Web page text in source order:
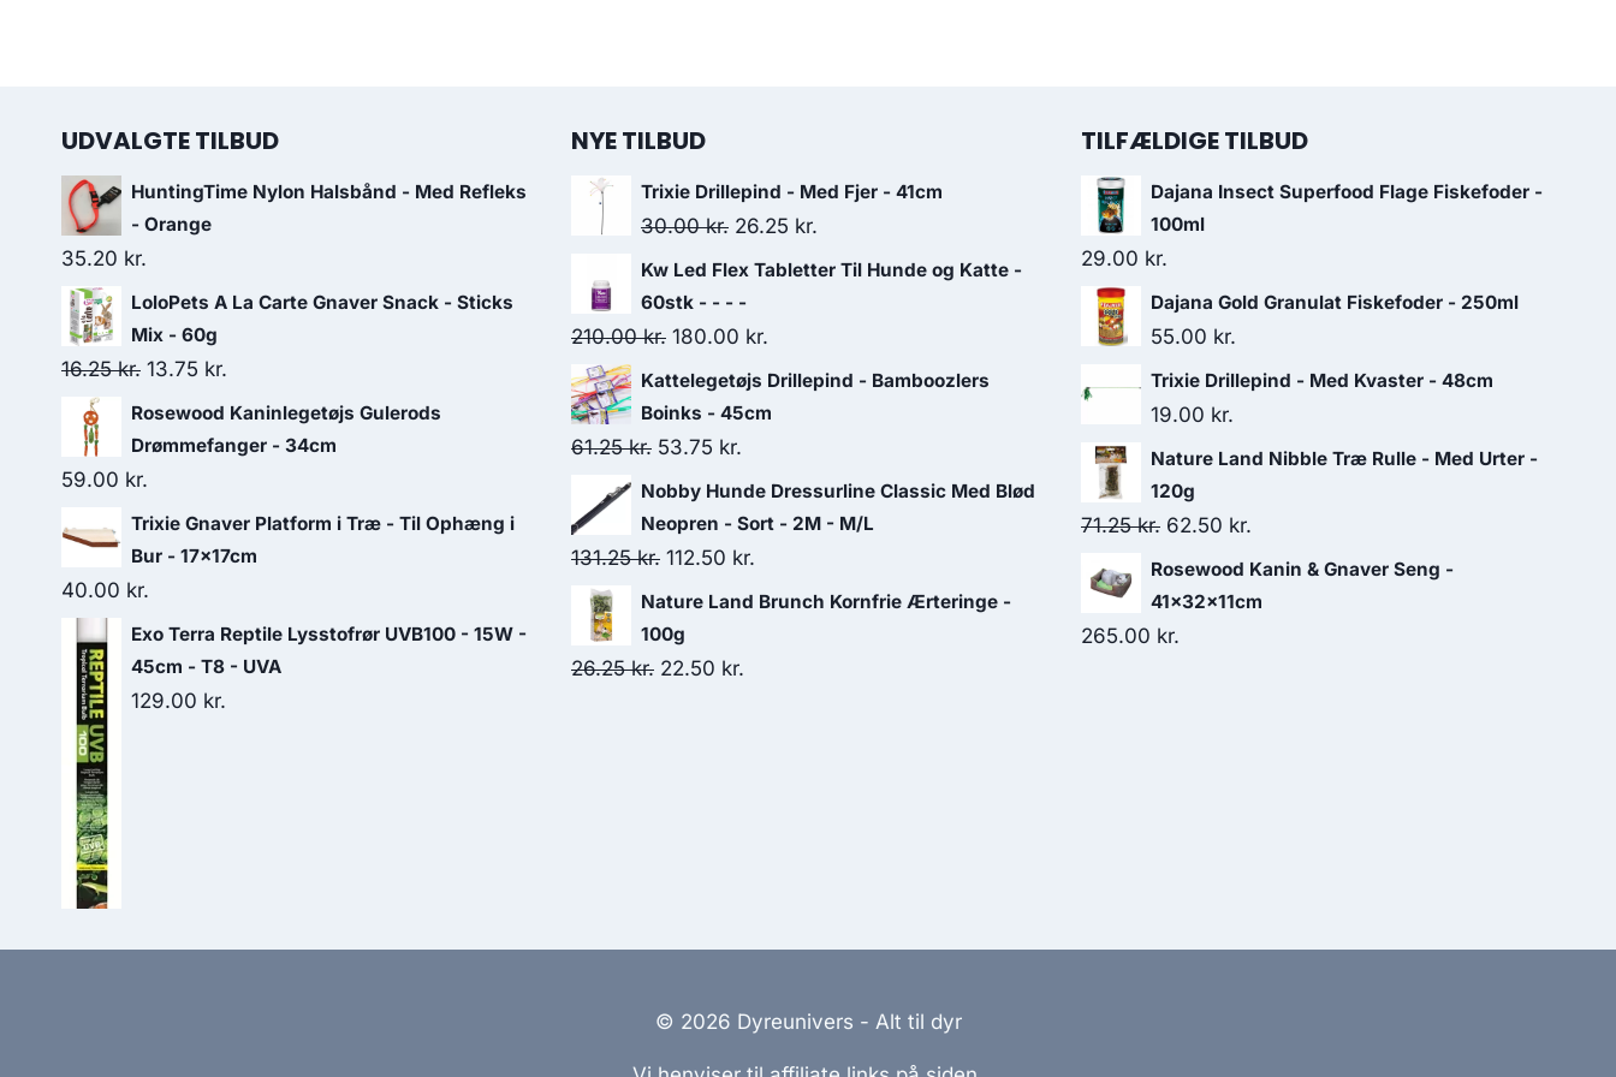
UDVALGTE TILBUD
HuntingTime Nylon Halsbånd - Med Refleks
- Orange
35.20 kr.
LoloPets A La Carte Gnaver Snack - Sticks
Mix - 60g
16.25kr. Den
oprindelige
pris
16.25 kr..
13.75 kr.
aktuelle
pris
13.75 kr..
Rosewood Kaninlegetøjs Gulerods
Drømmefanger - 34cm
59.00 kr.
Trixie Gnaver Platform i Træ - Til Ophæng i
Bur - 17x17cm
40.00 kr.
Exo Terra Reptile Lysstofrør UVB100 - 15W -
45cm - T8 - UVA
129.00 kr.
NYE TILBUD
Trixie Drillepind - Med Fjer - 41cm
30.00kr. Den
oprindelige
pris
var:
30.00 kr..
26.25 kr.
aktuelle
26.25 kr..
Kw Led Flex Tabletter Til Hunde og Katte -
60stk - - - -
210.00kr. Den
oprindelige
pris
var:
210.00 kr..
180.00 kr.
aktuelle
pris
180.00 kr..
Kattelegetøjs Drillepind - Bamboozlers
Boinks - 45cm
61.25kr. Den
oprindelige
pris
var:
61.25 kr..
53.75 kr.
aktuelle
pris
er:
53.75 kr..
Nobby Hunde Dressurline Classic Med Blød
Neopren - Sort - 2M - M/L
131.25kr. Den
oprindelige
pris
var:
112.50 kr.
aktuelle
Nature Land Brunch Kornfrie Ærteringe -
100g
26.25kr. Den
22.50 kr.
TILFÆLDIGE TILBUD
Dajana Insect Superfood Flage Fiskefoder -
100ml
29.00 kr.
Dajana Gold Granulat Fiskefoder - 250ml
55.00 kr.
Trixie Drillepind - Med Kvaster - 48cm
19.00 kr.
Nature Land Nibble Træ Rulle - Med Urter -
120g
71.25kr. Den
oprindelige
pris
var:
62.50 kr.
aktuelle
pris
Rosewood Kanin & Gnaver Seng -
41x32x11cm
265.00 kr.
© 2026 Dyreunivers - Alt til dyr